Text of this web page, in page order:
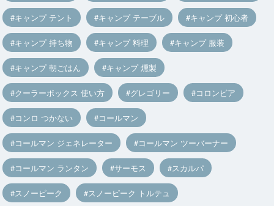
キャンプ テント キャンプ テーブル キャンプ 初心者
キャンプ 持ち物 キャンプ 料理 キャンプ 服装
キャンプ 朝ごはん キャンプ 燻製
クーラーボックス 使い方 グレゴリー コロンビア
コンロ つかない コールマン
コールマン ジェネレーター コールマン ツーバーナー
コールマン ランタン サーモス スカルパ
スノーピーク スノーピーク トルテュ